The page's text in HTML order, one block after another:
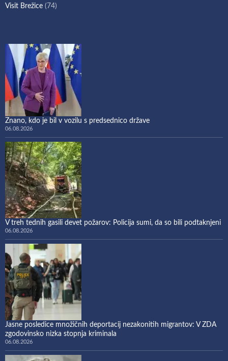
Visit Brežice (74)
Znano, kdo je bil v vozilu s predsednico države
06.08.2026
V treh tednih gasili devet požarov: Policija sumi, da so bili podtaknjeni
06.08.2026
Jasne posledice množičnih deportacij nezakonitih migrantov: V ZDA
zgodovinsko nizka stopnja kriminala
06.08.2026